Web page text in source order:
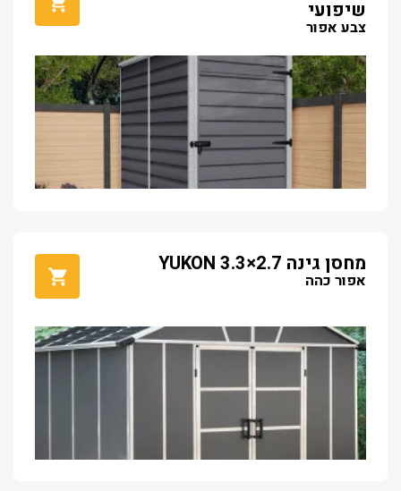
שיפועי
צבע אפור
מחסן גינה YUKON 3.3×2.7
אפור כהה